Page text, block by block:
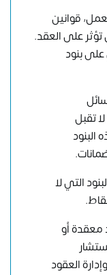
قوانين
على العقد.
بنود
تقبل
التي لا
معقدة أو
العقود